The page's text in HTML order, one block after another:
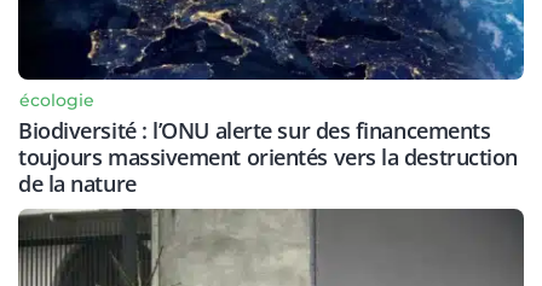
écologie
Biodiversité : l’ONU alerte sur des financements
toujours massivement orientés vers la destruction
de la nature